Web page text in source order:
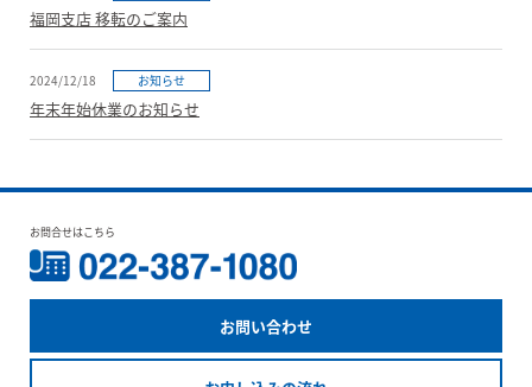
福岡支店 移転のご案内
2024/12/18 お知らせ
年末年始休業のお知らせ
お問合せはこちら
お問い合わせ